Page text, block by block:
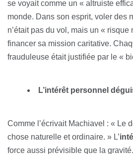
se voyait comme un « altruiste
monde. Dans son esprit, voler des
n’était pas du vol, mais un « risque
financer sa mission caritative.
frauduleuse était justifiée par le «
L’intérêt personnel
Comme l’écrivait Machiavel : « Le
chose naturelle et ordinaire. » L’
force aussi prévisible que la